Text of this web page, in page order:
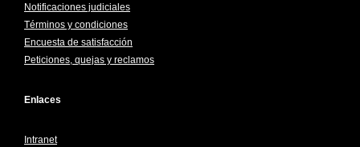
Notificaciones judiciales
Términos y condiciones
Encuesta de satisfacción
Peticiones, quejas y reclamos
Enlaces
Intranet